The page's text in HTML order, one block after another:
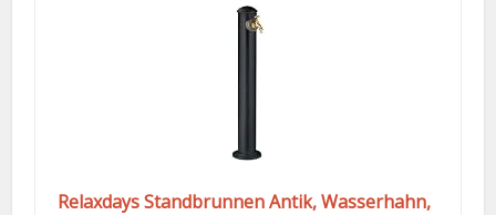
Relaxdays Standbrunnen Antik, Wasserhahn,